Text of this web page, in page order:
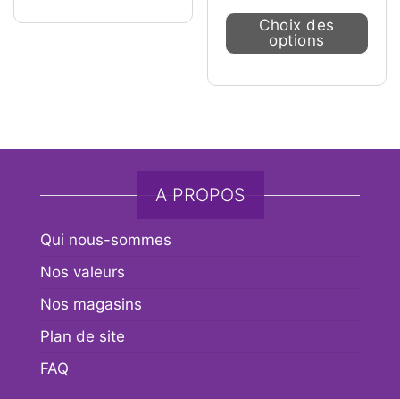
Choix des
options
A PROPOS
Qui nous-sommes
Nos valeurs
Nos magasins
Plan de site
FAQ